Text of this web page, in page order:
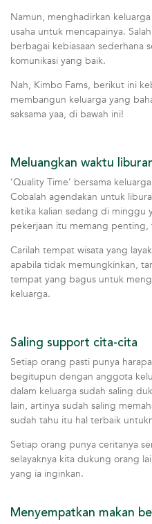
Namun, menghadirkan
usaha untuk mencapainya.
berbagai kebiasaan sederhana
komunikasi yang baik.
Nah, Kimbo Fams, berikut ini
membangun keluarga yang
saksama yaa, di bawah ini!
Meluangkan waktu
‘Quality Time’ bersama
Cobalah agendakan untuk
ketika kalian sedang di minggu
pekerjaan itu memang
Carilah tempat wisata yang
apabila tidak memungkinkan,
tempat yang bagus untuk
keluarga.
Saling support cita-cita
Setiap orang pasti punya
begitupun dengan anggota
dalam keluarga sudah saling
lain, artinya sudah saling
sudah tahu itu hal terbaik
Setiap orang punya ceritanya
selayaknya kita dukung orang
yang ia inginkan.
Menyempatkan makan